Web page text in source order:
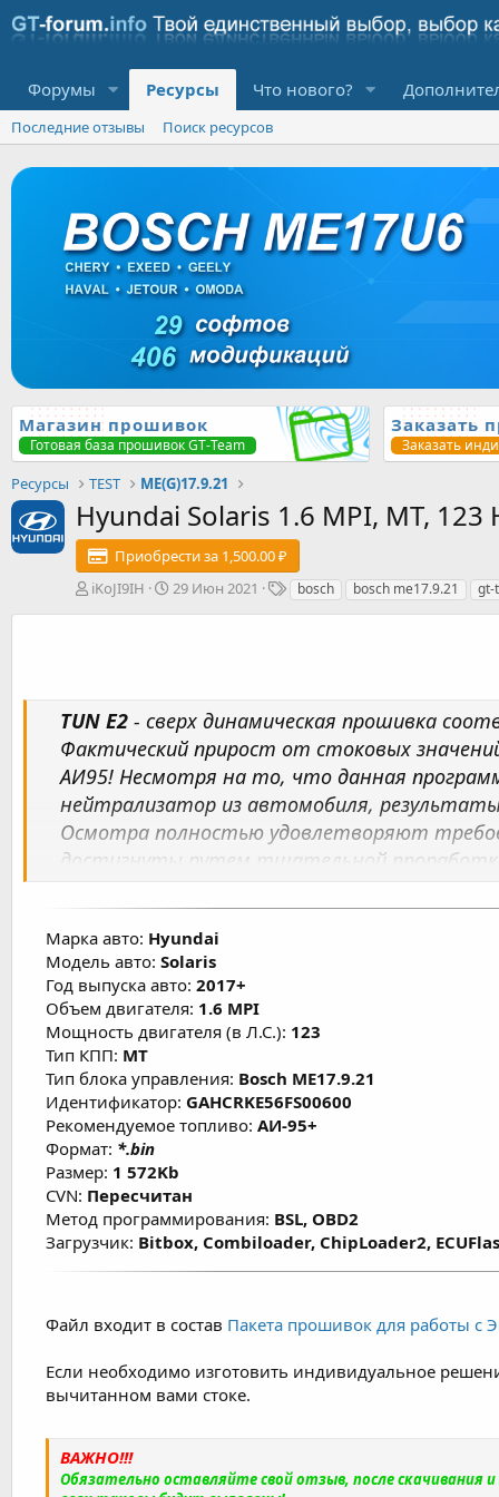
Форумы Ресурсы Что нового?
Последние отзывы Поиск ресурсов
Магазин прошивок
Готовая база прошивок GT-Team
Заказать
Заказать
Ресурсы TEST ME(G)17.9.21
Hyundai Solaris 1.6 MPI, MT, 123
Приобрести за 1,500.00 ₽
А
iKoJI9IH
Д
д
а
и
я
29 Июн 2021
Тbosch bosch me17.9.21 gt-
TUN E2 - сверх динамическая прошивка
Фактический прирост от стоковых
АИ95! Несмотря на то, что данная
нейтрализатор из автомобиля, результаты
Осмотра полностью удовлетворяют
достигнуты путем тщательной
включения кондиционера в мощностном
существенного изменения расхода
700 об/мин, что снижает вибрационную
предназначены для повседневной активной
случаев при использовании
настроенная программа позволяет
мощности и моменту составляет примерно
типа используемого топлива.
Марка авто: Hyundai
Модель авто: Solaris
Год выпуска авто: 2017+
Объем двигателя: 1.6 MPI
Мощность двигателя (в Л.С.): 123
Тип КПП: MT
Тип блока управления: Bosch ME17.9.21
Идентификатор: GAHCRKE56FS00600
Рекомендуемое топливо: АИ-95+
Формат: *.bin
Размер: 1 572Kb
CVN: Пересчитан
Метод программирования: BSL, OBD2
Загрузчик: Bitbox, Combiloader, ChipLoader2,
Файл входит в состав Пакета прошивок для работы с
Если необходимо изготовить индивидуальное
вычитанном вами стоке.
ВАЖНО!!!
Обязательно оставляйте свой отзыв, после